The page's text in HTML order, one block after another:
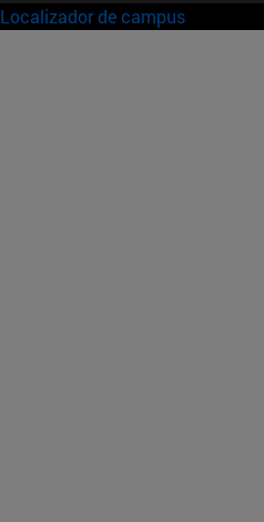
Localizador de campus